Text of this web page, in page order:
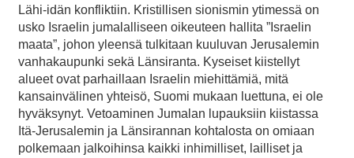
Lähi-idän konfliktiin. Kristillisen sionismin ytimessä on
usko Israelin jumalalliseen oikeuteen hallita ”Israelin
maata”, johon yleensä tulkitaan kuuluvan Jerusalemin
vanhakaupunki sekä Länsiranta. Kyseiset kiistellyt
alueet ovat parhaillaan Israelin miehittämiä, mitä
kansainvälinen yhteisö, Suomi mukaan luettuna, ei ole
hyväksynyt. Vetoaminen Jumalan lupauksiin kiistassa
Itä-Jerusalemin ja Länsirannan kohtalosta on omiaan
polkemaan jalkoihinsa kaikki inhimilliset, lailliset ja